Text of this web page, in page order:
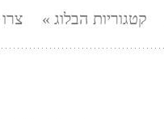
קטגוריות הבלוג